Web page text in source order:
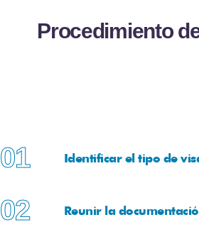
Procedimiento d
01 Identificar el tipo de
02 Reunir la